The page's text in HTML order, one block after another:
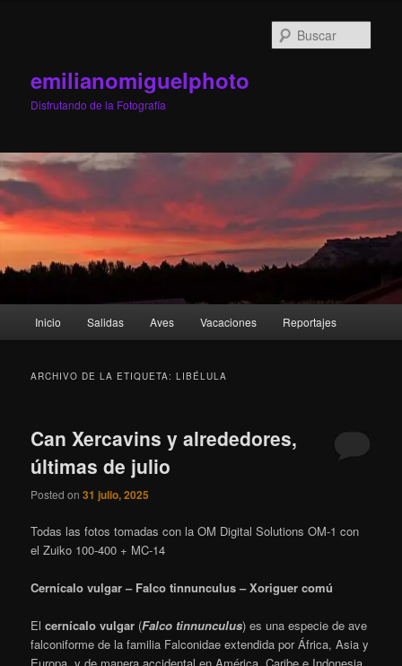
emilianomiguelphoto
Disfrutando de la Fotografía
Inicio Salidas Aves Vacaciones Reportajes
ARCHIVO DE LA ETIQUETA:LIBÉLULA
Can Xercavins y alrededores,
últimas de julio
Posted on31 julio, 2025
Todas las fotos tomadas con la OM Digital Solutions OM-1 con
el Zuiko 100-400 + MC-14
Cernícalo vulgar – Falco tinnunculus – Xoriguer comú
Elcernícalo vulgar ​ (Falco tinnunculus) es una especie de ave
falconiforme de la familia Falconidae extendida por África, Asia y